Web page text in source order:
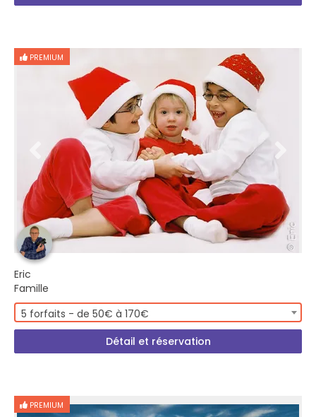
PREMIUM
Eric
Famille
5 forfaits - de 50€ à 170€
Détail et réservation
PREMIUM